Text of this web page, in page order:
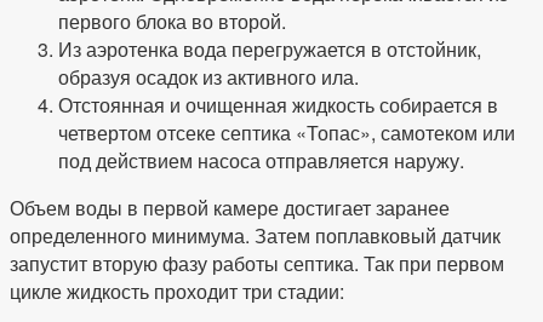
первого блока во второй.
Из аэротенка вода перегружается в отстойник,
образуя осадок из активного ила.
Отстоянная и очищенная жидкость собирается в
четвертом отсеке септика «Топас», самотеком или
под действием насоса отправляется наружу.
Объем воды в первой камере достигает заранее
определенного минимума. Затем поплавковый датчик
запустит вторую фазу работы септика. Так при первом
цикле жидкость проходит три стадии: